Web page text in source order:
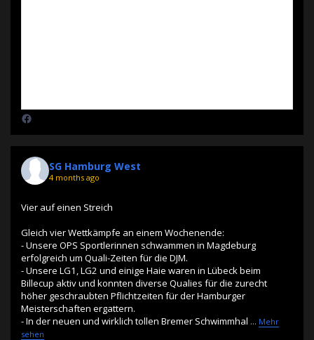
SG Hamburg West
4 months ago
Vier auf einen Streich
Gleich vier Wettkämpfe an einem Wochenende:
- Unsere OPS Sportlerinnen schwammen in Magdeburg
erfolgreich um Quali-Zeiten für die DJM.
- Unsere LG1, LG2 und einige Haie waren in Lübeck beim
Billecup aktiv und konnten diverse Qualies für die zurecht
höher geschraubten Pflichtzeiten für der Hamburger
Meisterschaften ergattern.
- In der neuen und wirklich tollen Bremer Schwimmhal ... Mehr
sehen